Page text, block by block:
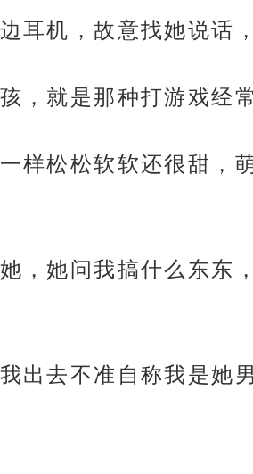
耳机，故意找她说话
，就是那种打游戏经
样松松软软还很甜，
，她问我搞什么东东
出去不准自称我是她